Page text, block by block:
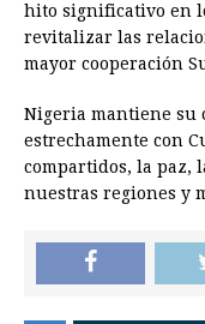
hito significativo en
revitalizar las
mayor cooperación
Nigeria mantiene su
estrechamente con
compartidos, la paz,
nuestras regiones y